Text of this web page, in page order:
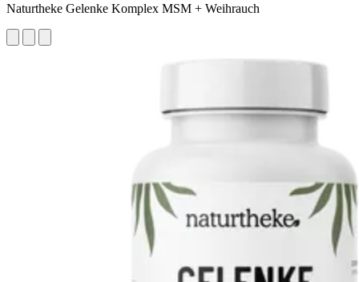
Naturtheke Gelenke Komplex MSM + Weihrauch